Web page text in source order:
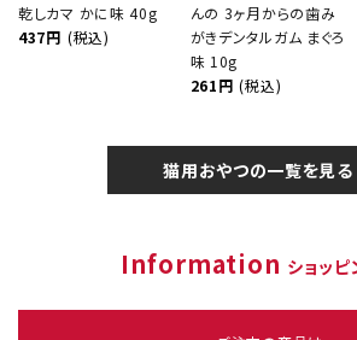
乾しカマ かに味 40g
437円 (税込)
んの 3ヶ月からの歯み
がきデンタルガム まぐろ
味 10g
261円 (税込)
猫用おやつの一覧を見る
Information ショッ